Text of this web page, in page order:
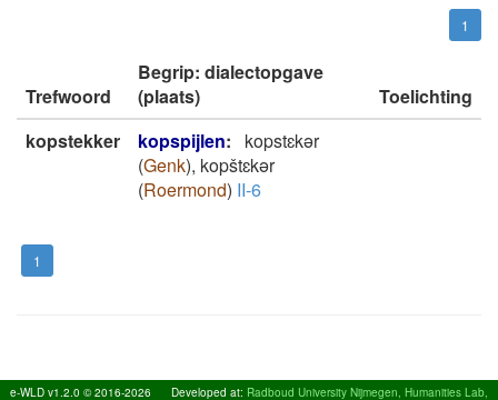
1
Trefwoord
Begrip: dialectopgave
(plaats)
Toelichting
kopstekker
kopspijlen:
kopstɛkǝr
(Genk), kopštɛkǝr
(Roermond) II-6
1
e-WLD v1.2.0 © 2016-2026 Developed at: Radboud University Nijmegen, Humanities Lab,